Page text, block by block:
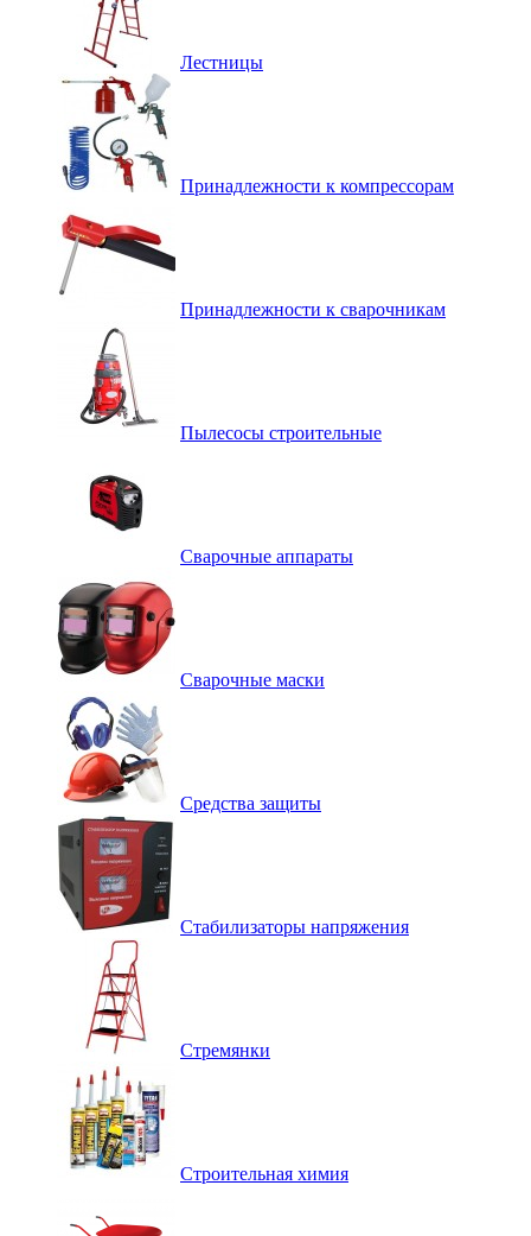
Лестницы
Принадлежности к компрессорам
Принадлежности к сварочникам
Пылесосы строительные
Сварочные аппараты
Сварочные маски
Средства защиты
Стабилизаторы напряжения
Стремянки
Строительная химия